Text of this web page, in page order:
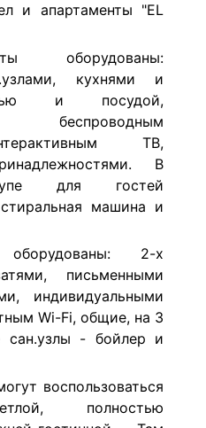
и апартаменты "EL
оборудованы:
кухнями и
и посудой,
беспроводным
ТВ,
В
для гостей
машина и
2-х
письменными
индивидуальными
Wi-Fi, общие, на 3
сан.узлы - бойлер и
воспользоваться
полностью